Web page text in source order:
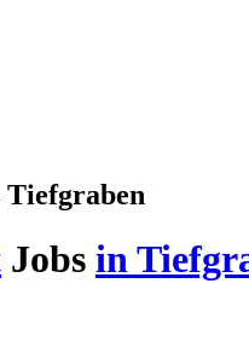
Tiefgraben
Jobs in